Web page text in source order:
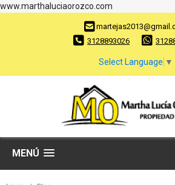
www.marthaluciaorozco.com
3128893026
Select Language ▼
MENÚ